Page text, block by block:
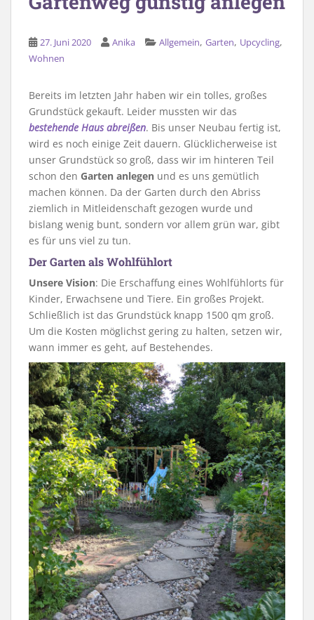
27. Juni 2020 Anika Allgemein, Garten, Upcycling,
Wohnen
Bereits im letzten Jahr haben wir ein tolles, großes
Grundstück gekauft. Leider mussten wir das
bestehende Haus abreißen. Bis unser Neubau fertig ist,
wird es noch einige Zeit dauern. Glücklicherweise ist
unser Grundstück so groß, dass wir im hinteren Teil
schon den Garten anlegen und es uns gemütlich
machen können. Da der Garten durch den Abriss
ziemlich in Mitleidenschaft gezogen wurde und
bislang wenig bunt, sondern vor allem grün war, gibt
es für uns viel zu tun.
Der Garten als Wohlfühlort
Unsere Vision: Die Erschaffung eines Wohlfühlorts für
Kinder, Erwachsene und Tiere. Ein großes Projekt.
Schließlich ist das Grundstück knapp 1500 qm groß.
Um die Kosten möglichst gering zu halten, setzen wir,
wann immer es geht, auf Bestehendes.